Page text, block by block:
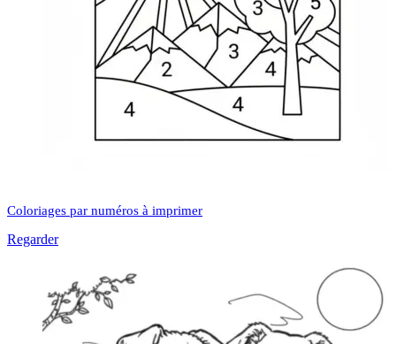
Coloriages par numéros à imprimer
Regarder